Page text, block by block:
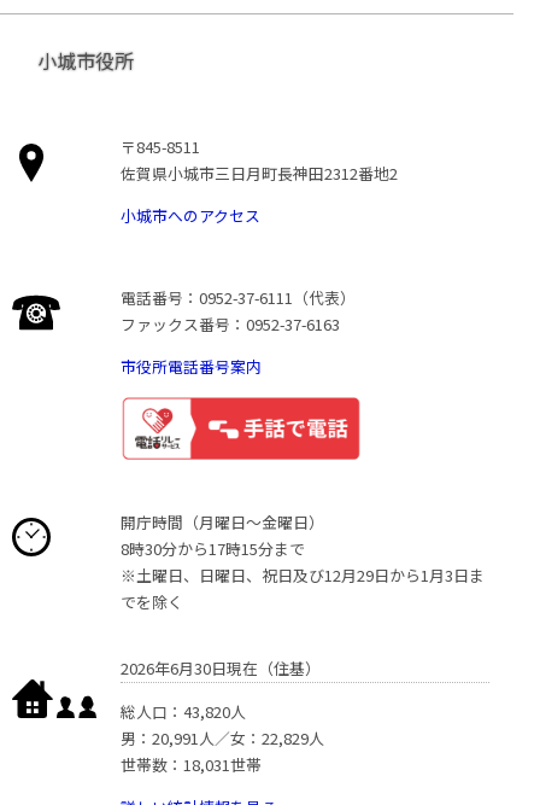
小城市役所
〒845-8511
佐賀県小城市三日月町長神田2312番地2
小城市へのアクセス
電話番号：0952-37-6111（代表）
ファックス番号：0952-37-6163
市役所電話番号案内
開庁時間（月曜日〜金曜日）
8時30分から17時15分まで
※土曜日、日曜日、祝日及び12月29日から1月3日ま
でを除く
2026年6月30日現在（住基）
総人口：43,820人
男：20,991人／女：22,829人
世帯数：18,031世帯